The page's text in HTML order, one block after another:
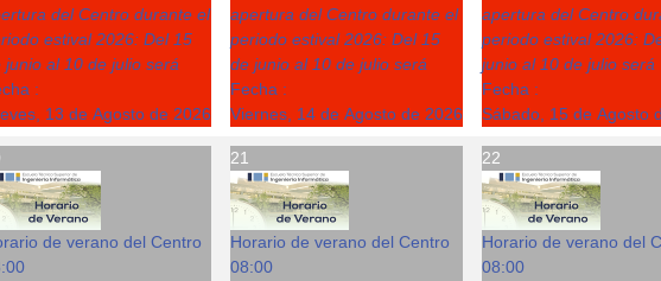
del Centro durante el
estival 2026: Del 15
junio al 10 de julio será
:
13 de Agosto de 2026
apertura del Centro durante el
periodo estival 2026: Del 15
de junio al 10 de julio será
Fecha :
Viernes, 14 de Agosto de 2026
apertura del Centro
periodo estival 2026:
junio al 10 de julio será
Fecha :
Sábado, 15 de Agosto
de verano del Centro
21
Horario de verano del Centro
08:00
22
Horario de verano del
08:00